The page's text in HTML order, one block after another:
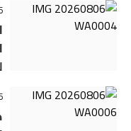
6 أغسطس
6 أغسطس